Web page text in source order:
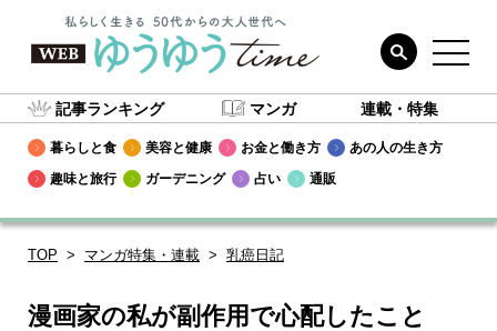
記事ランキング マンガ 連載・特集
暮らしと食 美容と健康 お金と働き方
あの人の生き方
趣味と旅行
ガーデニング 占い 通販
TOP マンガ特集・連載 乳癌日記
漫画家の私が副作用で心配したこと